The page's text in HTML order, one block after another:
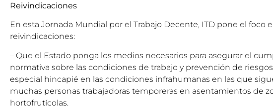
Reivindicaciones
En esta Jornada Mundial por el Trabajo Decente, ITD pone el foco
reivindicaciones:
– Que el Estado ponga los medios necesarios para asegurar el
normativa sobre las condiciones de trabajo y prevención de
especial hincapié en las condiciones infrahumanas en las que
muchas personas trabajadoras temporeras en asentamientos de
hortofrutícolas.